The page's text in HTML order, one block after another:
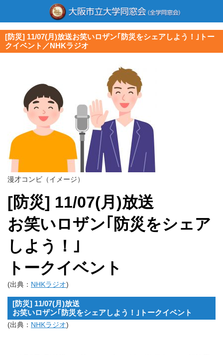
[防災] 11/07(月)放送お笑いロザン｢防災をシェアしよう！｣トー
クイベント／NHKラジオ
漫才コンビ（イメージ）
[防災] 11/07(月)放送
お笑いロザン｢防災をシェア
しよう！｣
トークイベント
(出典： NHKラジオ)
[防災] 11/07(月)放送
お笑いロザン｢防災をシェアしよう！｣トークイベント
(出典： NHKラジオ)